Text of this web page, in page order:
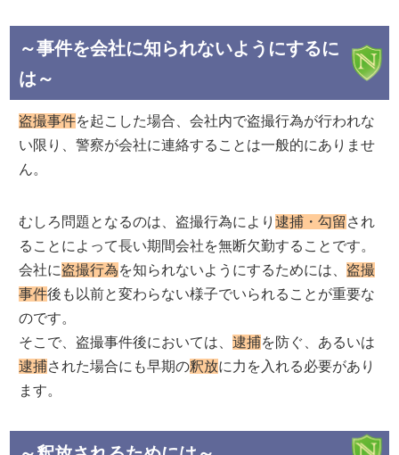
～事件を会社に知られないようにするに
は～
盗撮事件を起こした場合、会社内で盗撮行為が行われな
い限り、警察が会社に連絡することは一般的にありませ
ん。
むしろ問題となるのは、盗撮行為により逮捕・勾留 され
ることによって長い期間会社を無断欠勤することです。
会社に盗撮行為を知られないようにするためには、 盗撮
事件後も以前と変わらない様子でいられることが重要な
のです。
そこで、盗撮事件後においては、逮捕を防ぐ、あるいは
逮捕された場合にも早期の釈放に力を入れる必要があり
ます。